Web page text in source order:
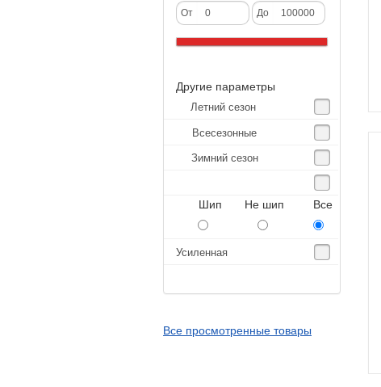
Agrica
Alliance
Altura
Amberstone
Amtel
Anjie
Aplus
От До
Другие параметры
Летний сезон
Всесезонные
Зимний сезон
Шип Не шип Все
Усиленная
Все просмотренные товары